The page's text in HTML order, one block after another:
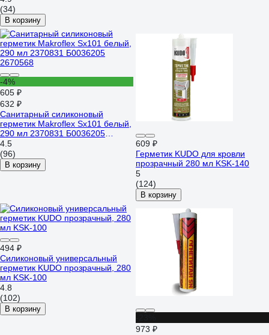
(34)
В корзину
-4%
605 ₽
632 ₽
Санитарный силиконовый
герметик Makroflex Sx101 белый,
290 мл 2370831 Б0036205
2670568
4.5
(96)
В корзину
609 ₽
Герметик KUDO для кровли
прозрачный 280 мл KSK-140
5
(124)
В корзину
494 ₽
Силиконовый универсальный
герметик KUDO прозрачный, 280
мл KSK-100
4.8
(102)
В корзину
973 ₽